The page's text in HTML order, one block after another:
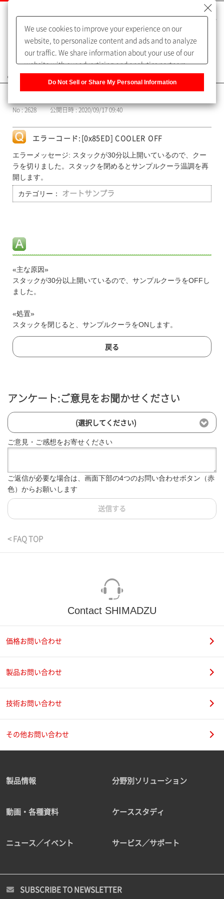
よくあるご質問（FAQ）
No : 2628 公開日時 : 2020/09/17 09:40
エラーコード:[0x85ED] COOLER OFF
エラーメッセージ: スタックが30分以上開いているので、クー
ラを切りました。スタックを閉めるとサンプルクーラ温調を再
開します。
カテゴリー： オートサンプラ
«主な原因»
スタックが30分以上開いているので、サンプルクーラをOFFし
ました。
«処置»
スタックを閉じると、サンプルクーラをONします。
戻る
アンケート:ご意見をお聞かせください
(選択してください)
ご意見・ご感想をお寄せください
ご返信が必要な場合は、画面下部の4つのお問い合わせボタン（赤
色）からお願いします
送信する
< FAQ TOP
Contact SHIMADZU
価格お問い合わせ
製品お問い合わせ
技術お問い合わせ
その他お問い合わせ
製品情報 分野別ソリューション
動画・各種資料 ケーススタディ
ニュース／イベント サービス／サポート
SUBSCRIBE TO NEWSLETTER
We use cookies to improve your experience on our
website, to personalize content and ads and to analyze
our traffic. We share information about your use of our
website with our advertising and analytics partners,
of our sharing information about you with our partners.
Information] to customize your cookie settings on our
Do Not Sell or Share My Personal Information